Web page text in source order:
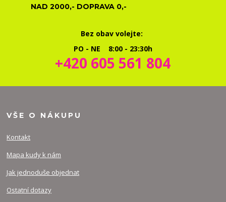
NAD 2000,- DOPRAVA 0,-
Bez obav volejte:
PO - NE 8:00 - 23:30h
+420 605 561 804
VŠE O NÁKUPU
Kontakt
Mapa kudy k nám
Jak jednoduše objednat
Ostatní dotazy